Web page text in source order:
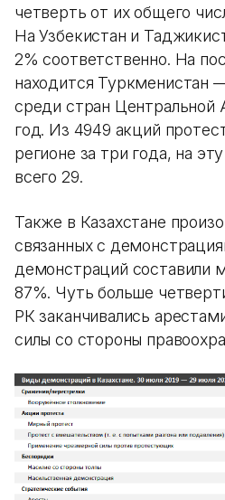
четверть от их общего
На Узбекистан и
2% соответственно. На
находится Туркменистан
среди стран Центральной
год. Из 4949 акций
регионе за три года, на
всего 29.
Также в Казахстане
связанных с
демонстраций составили
87%. Чуть больше
РК заканчивались
силы со стороны